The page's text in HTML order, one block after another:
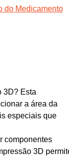
do Medicamento
3D? Esta
a área da
especiais que
componentes
3D